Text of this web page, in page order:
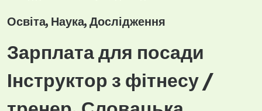
Освіта, Наука, Дослідження
Зарплата для посади
Інструктор з фітнесу /